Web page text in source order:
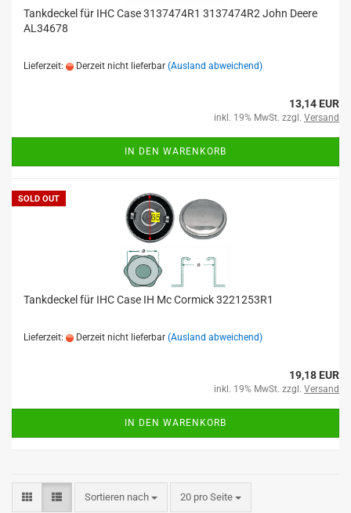
Tankdeckel für IHC Case 3137474R1 3137474R2 John Deere
AL34678
Lieferzeit: Derzeit nicht lieferbar (Ausland abweichend)
13,14 EUR
inkl. 19% MwSt. zzgl. Versand
IN DEN WARENKORB
SOLD OUT
Tankdeckel für IHC Case IH Mc Cormick 3221253R1
Lieferzeit: Derzeit nicht lieferbar (Ausland abweichend)
19,18 EUR
inkl. 19% MwSt. zzgl. Versand
IN DEN WARENKORB
Sortieren nach 20 pro Seite